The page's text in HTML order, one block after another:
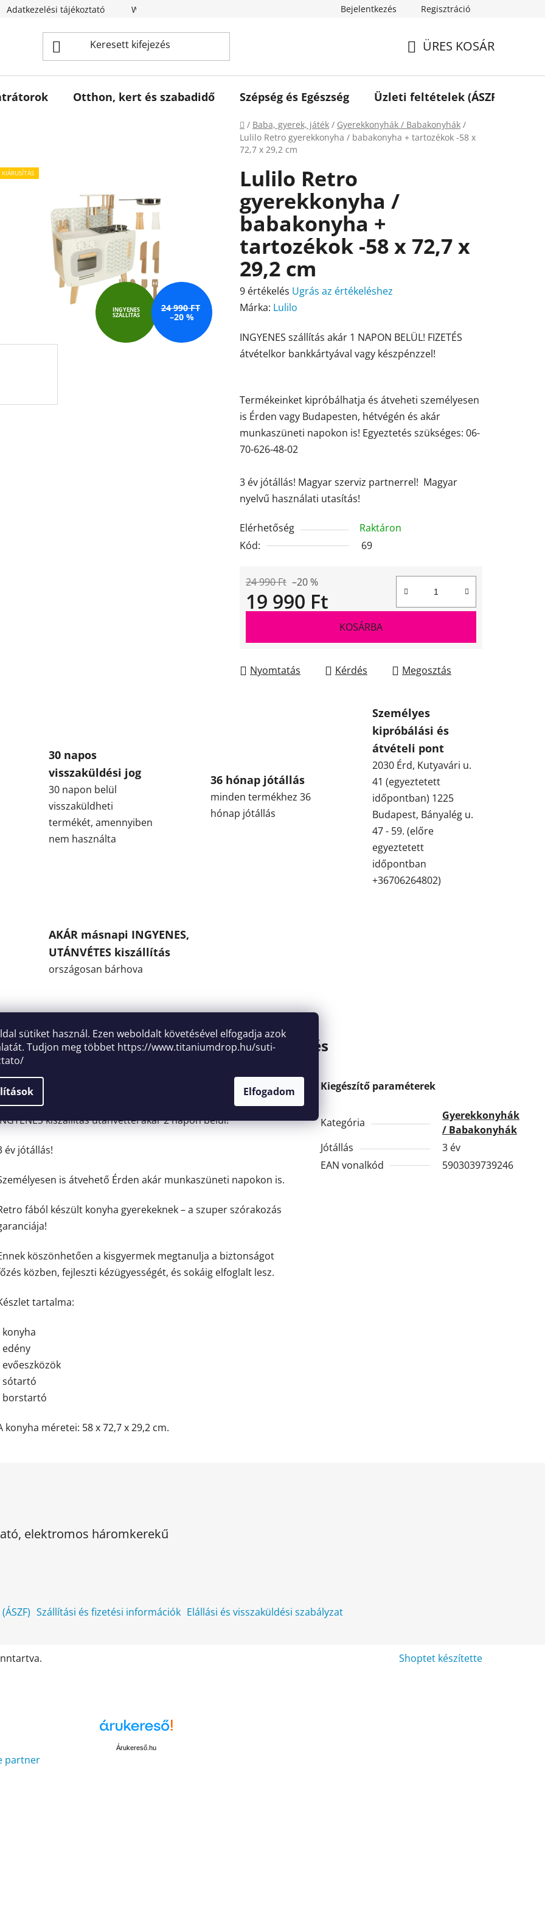
sütiket használ. Ezen weboldalt követésével elfogadja azok
Tudjon meg többet https://www.titaniumdrop.hu/suti-
Elfogadom
Adatkezelési tájékoztató Webáruház értékelése Bejelentkezés Regisztráció
ÜRES KOSÁR
Otthon, kert és szabadidő Szépség és Egészség Üzleti feltételek (ÁSZF)
Kezdőlap
/ Baba, gyerek, játék / Gyerekkonyhák / Babakonyhák /
Lulilo Retro gyerekkonyha / babakonyha + tartozékok -58 x
72,7 x 29,2 cm
Lulilo Retro
gyerekkonyha /
babakonyha +
tartozékok -58 x 72,7 x
29,2 cm
A
termék
értékelése
5-
csillag.
9 értékelés Ugrás az értékeléshez
Márka: Lulilo
INGYENES szállítás akár 1 NAPON BELÜL! FIZETÉS
átvételkor bankkártyával vagy készpénzzel!
Termékeinket kipróbálhatja és átveheti személyesen
is Érden vagy Budapesten, hétvégén és akár
munkaszüneti napokon is! Egyeztetés szükséges: 06-
70-626-48-02
3 év jótállás! Magyar szerviz partnerrel! Magyar
nyelvű használati utasítás!
Elérhetőség
Raktáron
Kód:
69
24 990 Ft –20 %
19 990 Ft
KOSÁRBA
Nyomtatás Kérdés Megosztás
KIÁRUSÍTÁS
INGYENES
SZÁLLÍTÁS
24 990 FT
–20 %
30 napos
visszaküldési jog
30 napon belül
visszaküldheti
termékét, amennyiben
nem használta
36 hónap jótállás
minden termékhez 36
hónap jótállás
Személyes
kipróbálási és
átvételi pont
2030 Érd, Kutyavári u.
41 (egyeztetett
időpontban) 1225
Budapest, Bányalég u.
47 - 59. (előre
egyeztetett
időpontban
+36706264802)
AKÁR másnapi INGYENES,
UTÁNVÉTES kiszállítás
országosan bárhova
Leírás Beszélgetés
5-
csillag.
kiszállítás utánvéttel akár 2 napon belül!
év jótállás!
is átvehető Érden akár munkaszüneti napokon is.
fából készült konyha gyerekeknek – a szuper szórakozás
köszönhetően a kisgyermek megtanulja a biztonságot
közben, fejleszti kézügyességét, és sokáig elfoglalt lesz.
tartalma:
konyha
edény
evőeszközök
sótartó
borstartó
konyha méretei: 58 x 72,7 x 29,2 cm.
Kiegészítő paraméterek
Kategória
Gyerekkonyhák
/ Babakonyhák
Jótállás
3 év
EAN vonalkód
5903039739246
elektromos háromkerekű
Szállítási és fizetési információk Elállási és visszaküldési szabályzat
Shoptet készítette
Árukereső.hu
partner